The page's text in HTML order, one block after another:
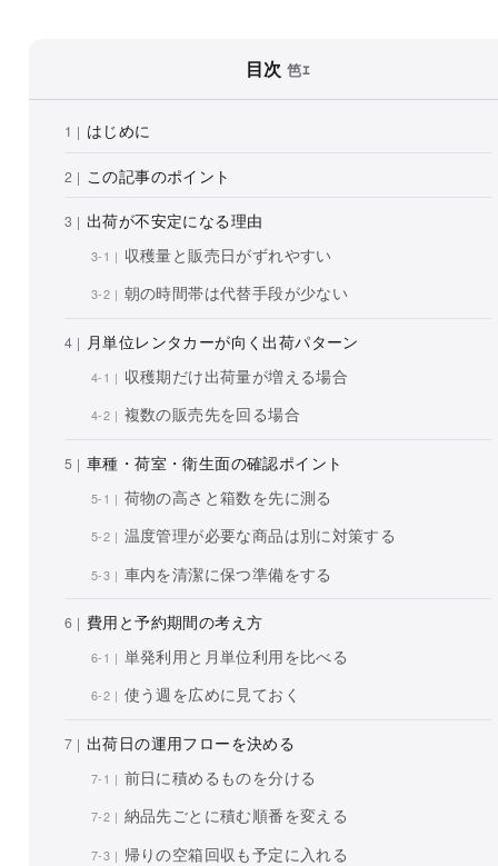
目次
はじめに
この記事のポイント
出荷が不安定になる理由
収穫量と販売日がずれやすい
朝の時間帯は代替手段が少ない
月単位レンタカーが向く出荷パターン
収穫期だけ出荷量が増える場合
複数の販売先を回る場合
車種・荷室・衛生面の確認ポイント
荷物の高さと箱数を先に測る
温度管理が必要な商品は別に対策する
車内を清潔に保つ準備をする
費用と予約期間の考え方
単発利用と月単位利用を比べる
使う週を広めに見ておく
出荷日の運用フローを決める
前日に積めるものを分ける
納品先ごとに積む順番を変える
帰りの空箱回収も予定に入れる